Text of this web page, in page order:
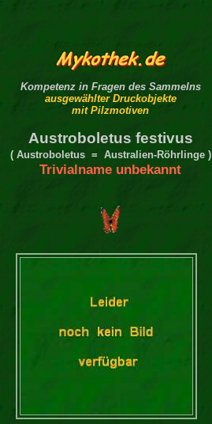
Kompetenz in Fragen des Sammelns
ausgewählter Druckobjekte
mit Pilzmotiven
Austroboletus festivus
( Austroboletus = Australien-Röhrlinge )
Trivialname unbekannt